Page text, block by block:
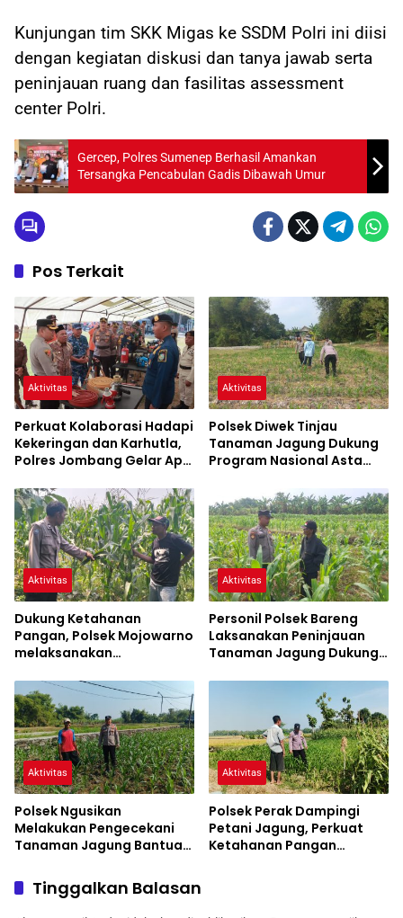
Kunjungan tim SKK Migas ke SSDM Polri ini diisi
dengan kegiatan diskusi dan tanya jawab serta
peninjauan ruang dan fasilitas assessment
center Polri.
Gercep, Polres Sumenep Berhasil Amankan
Tersangka Pencabulan Gadis Dibawah Umur
Pos Terkait
Aktivitas
Perkuat Kolaborasi Hadapi
Kekeringan dan Karhutla,
Polres Jombang Gelar Apel
Aktivitas
Polsek Diwek Tinjau
Tanaman Jagung Dukung
Program Nasional Asta
Aktivitas
Dukung Ketahanan
Pangan, Polsek Mojowarno
melaksanakan
Jagung
Aktivitas
Personil Polsek Bareng
Laksanakan Peninjauan
Tanaman Jagung Dukung
Pangan
Aktivitas
Polsek Ngusikan
Melakukan Pengecekani
Tanaman Jagung Bantuan
Polres Jombang
Aktivitas
Polsek Perak Dampingi
Petani Jagung, Perkuat
Ketahanan Pangan
Tinggalkan Balasan